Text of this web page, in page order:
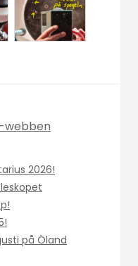
webben
2026!
på Öland